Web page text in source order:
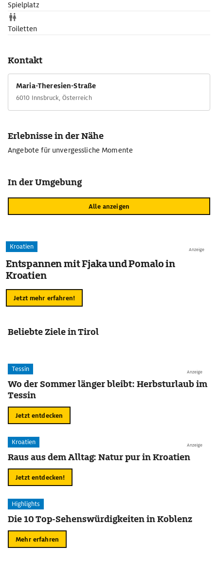
Spielplatz
Toiletten
Kontakt
Maria-Theresien-Straße
6010 Innsbruck, Österreich
Erlebnisse in der Nähe
Angebote für unvergessliche Momente
In der Umgebung
Alle anzeigen
Anzeige
Kroatien
Entspannen mit Fjaka und Pomalo in
Kroatien
Jetzt mehr erfahren!
Beliebte Ziele in Tirol
Anzeige
Tessin
Wo der Sommer länger bleibt: Herbsturlaub im
Tessin
Jetzt entdecken
Anzeige
Kroatien
Raus aus dem Alltag: Natur pur in Kroatien
Jetzt entdecken!
Highlights
Die 10 Top-Sehenswürdigkeiten in Koblenz
Mehr erfahren